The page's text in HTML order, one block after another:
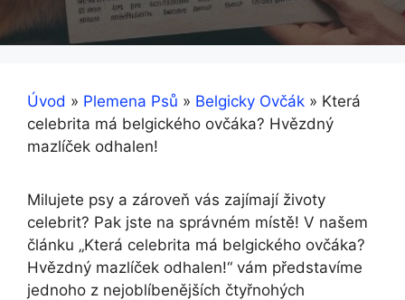
Úvod » Plemena Psů » Belgicky Ovčák » Která
celebrita má belgického ovčáka? Hvězdný
mazlíček odhalen!
Milujete psy a zároveň vás zajímají životy
celebrit? Pak jste na správném místě! ⁣V našem​
článku „Která celebrita má belgického ‌ovčáka? ​
Hvězdný mazlíček odhalen!“ vám představíme
jednoho z nejoblíbenějších čtyřnohých